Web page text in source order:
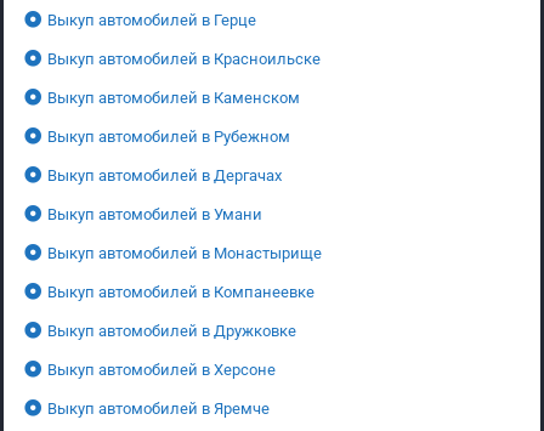
Выкуп автомобилей в Герце
Выкуп автомобилей в Красноильске
Выкуп автомобилей в Каменском
Выкуп автомобилей в Рубежном
Выкуп автомобилей в Дергачах
Выкуп автомобилей в Умани
Выкуп автомобилей в Монастырище
Выкуп автомобилей в Компанеевке
Выкуп автомобилей в Дружковке
Выкуп автомобилей в Херсоне
Выкуп автомобилей в Яремче